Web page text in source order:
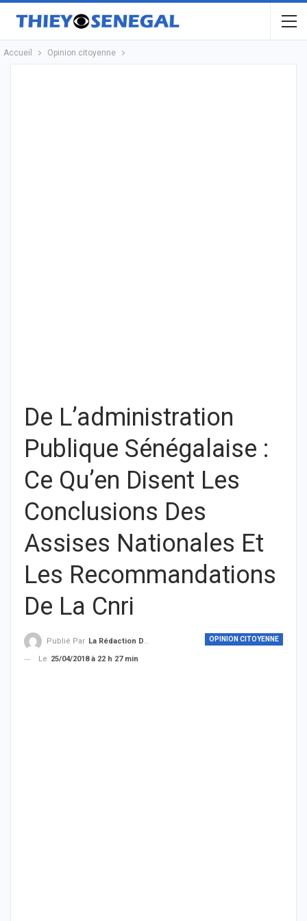
Accueil Opinion citoyenne
De L’administration
Publique Sénégalaise :
Ce Qu’en Disent Les
Conclusions Des
Assises Nationales Et
Les Recommandations
De La Cnri
OPINION CITOYENNE
Publié Par La Rédaction De THIEYSENEGAL.com
Le 25/04/2018 à 22 h 27 min